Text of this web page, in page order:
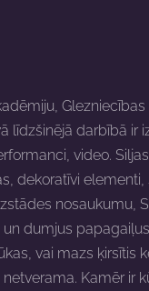
Glezniecības
līdzšinējā darbībā ir
video.
dekoratīvi
nosaukumu,
dumjus
vai mazs ķirsītis
Kamēr ir